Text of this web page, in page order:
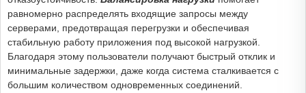
равномерно распределять входящие запросы между
серверами, предотвращая перегрузки и обеспечивая
стабильную работу приложения под высокой нагрузкой.
Благодаря этому пользователи получают быстрый отклик и
минимальные задержки, даже когда система сталкивается с
большим количеством одновременных соединений.